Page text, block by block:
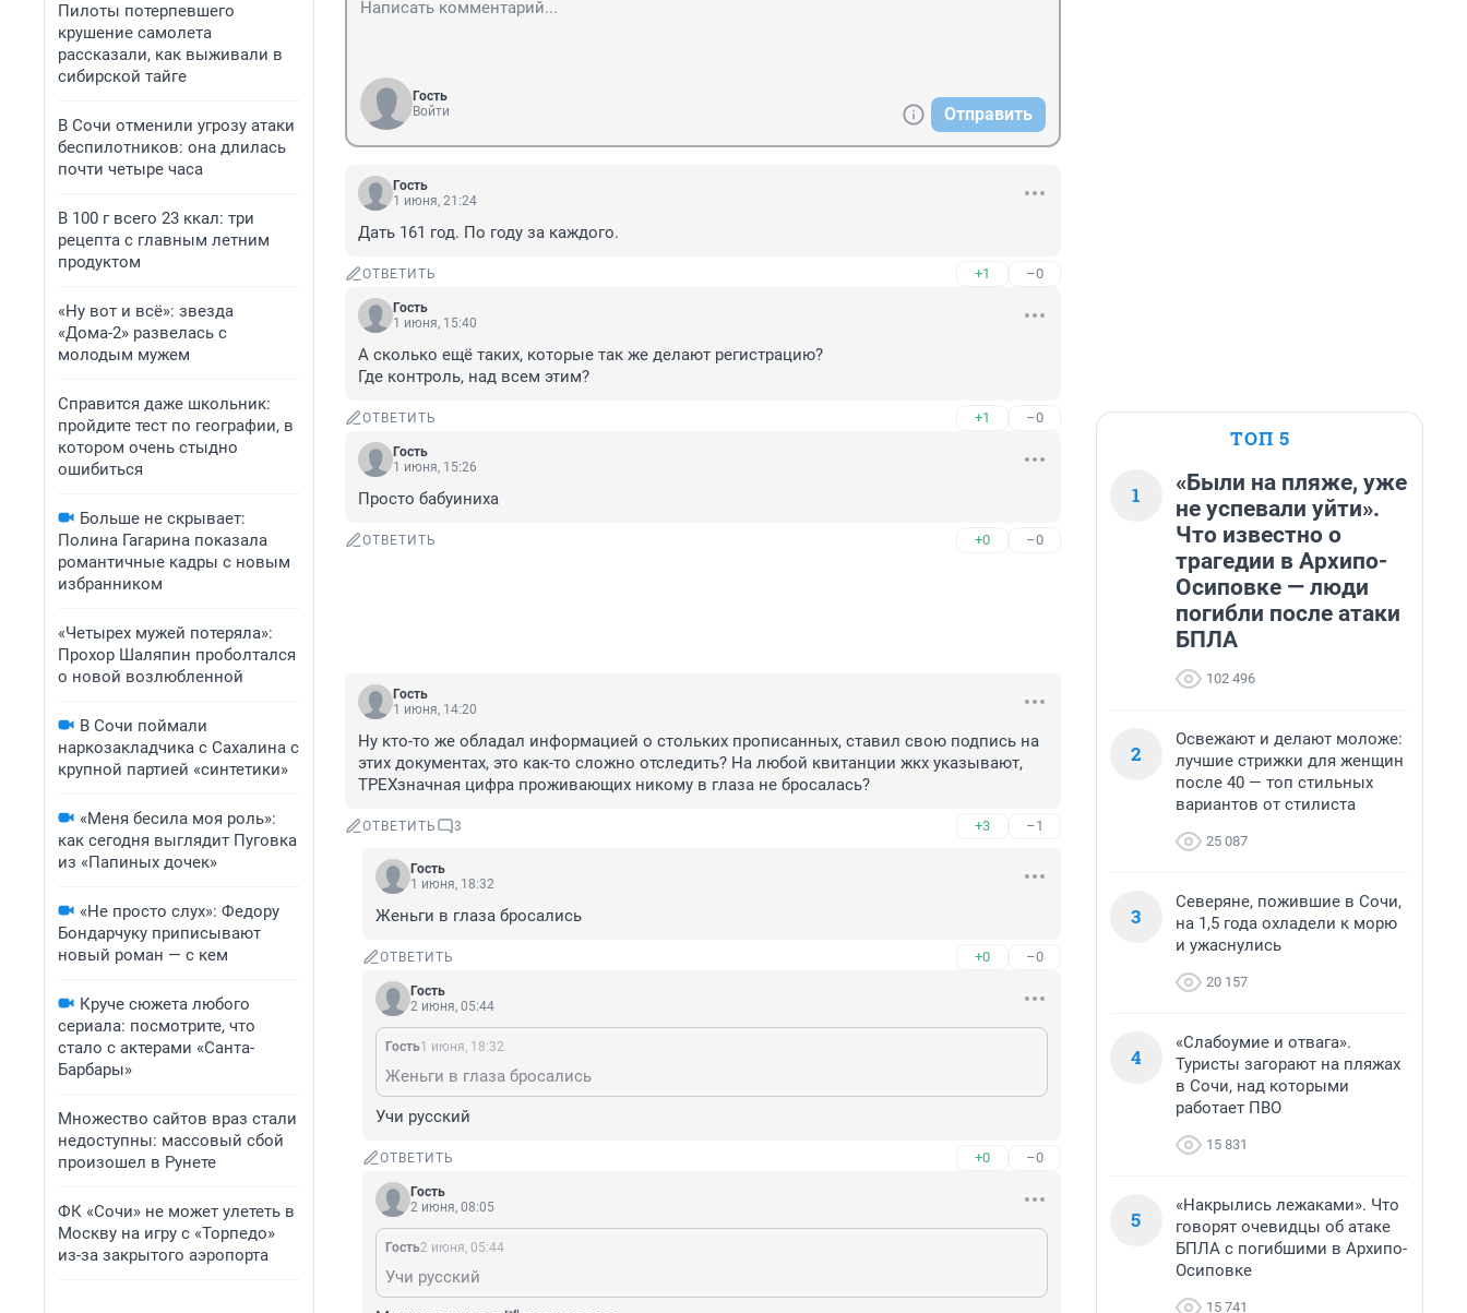
Пилоты потерпевшего
крушение самолета
рассказали, как выживали в
сибирской тайге
В Сочи отменили угрозу атаки
беспилотников: она длилась
почти четыре часа
В 100 г всего 23 ккал: три
рецепта с главным летним
продуктом
«Ну вот и всё»: звезда
«Дома-2» развелась с
молодым мужем
Справится даже школьник:
пройдите тест по географии, в
котором очень стыдно
ошибиться
Больше не скрывает:
Полина Гагарина показала
романтичные кадры с новым
избранником
«Четырех мужей потеряла»:
Прохор Шаляпин проболтался
о новой возлюбленной
В Сочи поймали
наркозакладчика с Сахалина с
крупной партией «синтетики»
«Меня бесила моя роль»:
как сегодня выглядит Пуговка
из «Папиных дочек»
«Не просто слух»: Федору
Бондарчуку приписывают
новый роман — с кем
Круче сюжета любого
сериала: посмотрите, что
стало с актерами «Санта-
Барбары»
Множество сайтов враз стали
недоступны: массовый сбой
произошел в Рунете
ФК «Сочи» не может улететь в
Москву на игру с «Торпедо»
из-за закрытого аэропорта
Гость
Войти
Отправить
Гость
1 июня, 21:24
Дать 161 год. По году за каждого.
ОТВЕТИТЬ +1 –0
Гость
1 июня, 15:40
А сколько ещё таких, которые так же делают регистрацию?
Где контроль, над всем этим?
ОТВЕТИТЬ +1 –0
Гость
1 июня, 15:26
Просто бабуиниха
ОТВЕТИТЬ +0 –0
Гость
1 июня, 14:20
Ну кто-то же обладал информацией о стольких прописанных, ставил свою подпись на
этих документах, это как-то сложно отследить? На любой квитанции жкх указывают,
ТРЕХзначная цифра проживающих никому в глаза не бросалась?
ОТВЕТИТЬ 3 +3 –1
Гость
1 июня, 18:32
Женьги в глаза бросались
ОТВЕТИТЬ +0 –0
Гость
2 июня, 05:44
Гость1 июня, 18:32
Женьги в глаза бросались
Учи русский
ОТВЕТИТЬ +0 –0
Гость
2 июня, 08:05
Гость2 июня, 05:44
Учи русский
ТОП 5
1
«Были на пляже, уже
не успевали уйти».
Что известно о
трагедии в Архипо-
Осиповке — люди
погибли после атаки
БПЛА
102 496
2
Освежают и делают моложе:
лучшие стрижки для женщин
после 40 — топ стильных
вариантов от стилиста
25 087
3
Северяне, пожившие в Сочи,
на 1,5 года охладели к морю
и ужаснулись
20 157
4
«Слабоумие и отвага».
Туристы загорают на пляжах
в Сочи, над которыми
работает ПВО
15 831
5
«Накрылись лежаками». Что
говорят очевидцы об атаке
БПЛА с погибшими в Архипо-
Осиповке
15 741